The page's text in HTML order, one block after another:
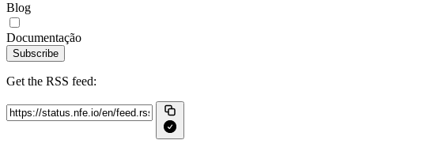
Blog
Documentação
Subscribe
Get the RSS feed: